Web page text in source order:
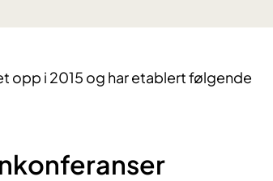
opp i 2015 og har etablert følgende